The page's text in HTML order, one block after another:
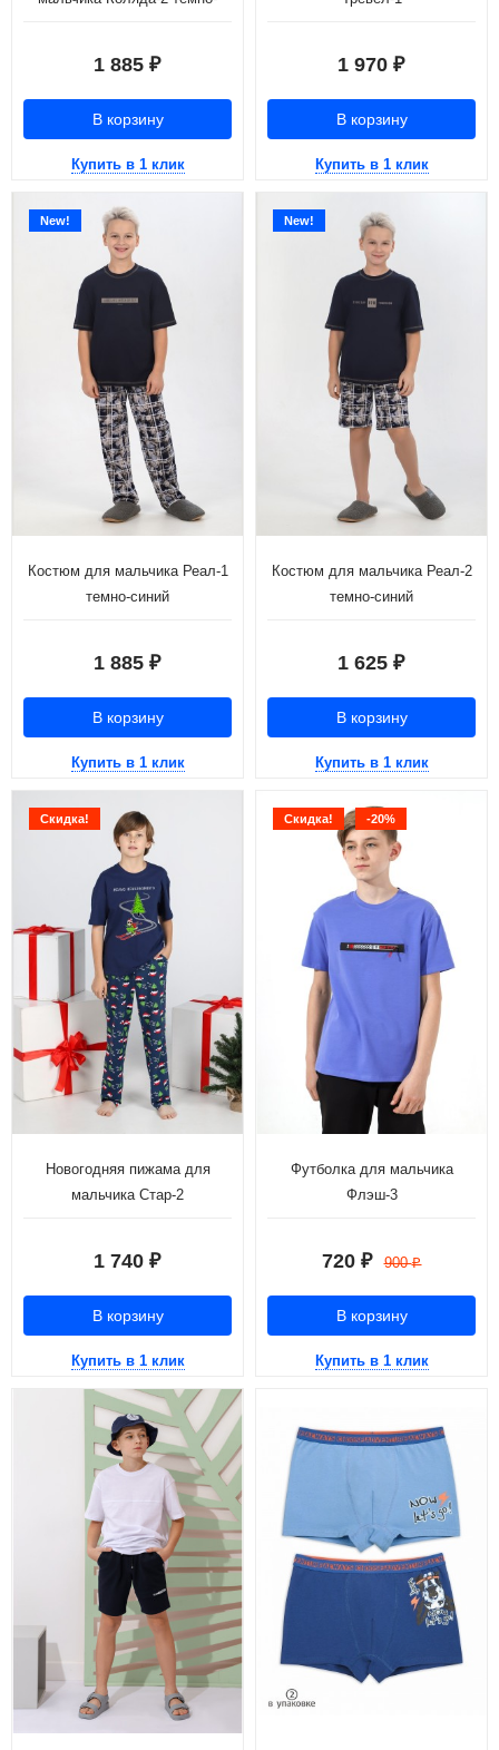
1 885 ₽
В корзину
Купить в 1 клик
1 970 ₽
В корзину
Купить в 1 клик
New!
Костюм для мальчика Реал-1
темно-синий
1 885 ₽
В корзину
Купить в 1 клик
New!
Костюм для мальчика Реал-2
темно-синий
1 625 ₽
В корзину
Купить в 1 клик
Скидка!
Новогодняя пижама для
мальчика Стар-2
1 740 ₽
В корзину
Купить в 1 клик
Скидка! -20%
Футболка для мальчика
Флэш-3
720 ₽ 900₽
В корзину
Купить в 1 клик